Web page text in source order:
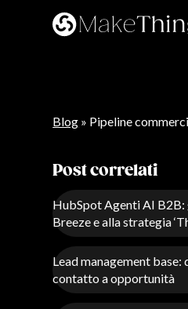
Lavora con
Contatti
Blog » Pipeline
Post correlati
HubSpot Agenti AI B2B:
Breeze e alla strategia
Lead management base:
contatto a opportunità